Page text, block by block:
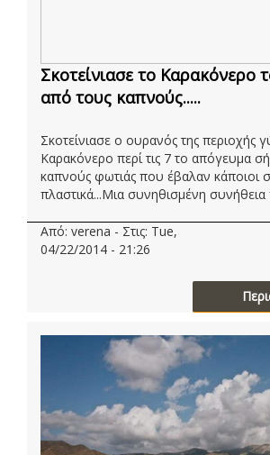
Σκοτείνιασε το Καρακόνερο
από τους καπνούς.....
Σκοτείνιασε ο ουρανός της περιοχής
Καρακόνερο περί τις 7 το απόγευμα
καπνούς φωτιάς που έβαλαν κάποιοι
πλαστικά...Μια συνηθισμένη συνήθεια
Από: verena - Στις: Tue,
04/22/2014 - 21:26